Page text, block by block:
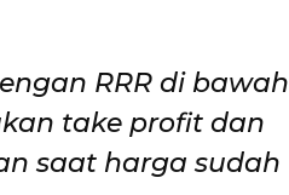
RRR di bawah
take profit dan
saat harga sudah